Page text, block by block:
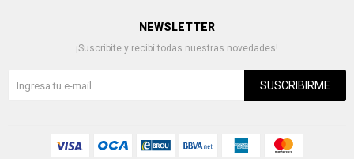
NEWSLETTER
¡Suscribite y recibí todas nuestras novedades!
SUSCRIBIRME